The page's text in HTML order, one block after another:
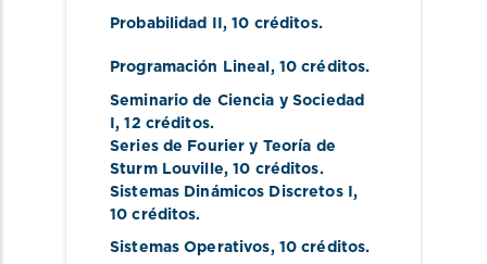
Probabilidad II , 10 créditos.
Programación Lineal , 10 créditos.
Seminario de Ciencia y Sociedad
I, 12 créditos.
Series de Fourier y Teoría de
Sturm Louville, 10 créditos.
Sistemas Dinámicos Discretos I ,
10 créditos.
Sistemas Operativos, 10 créditos.